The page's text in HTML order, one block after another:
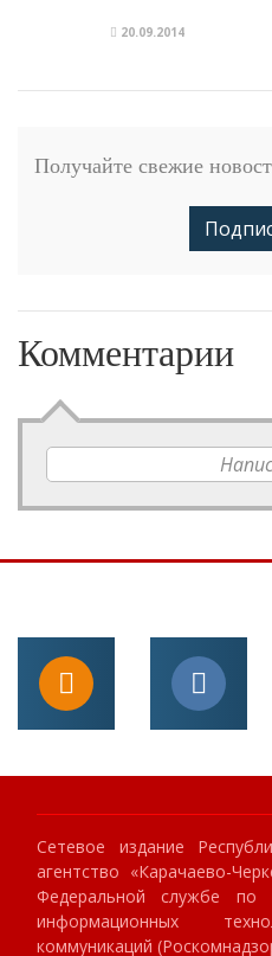
20.09.2014
Получайте свежие
Комментарии
Сетевое издание
агентство «Карачаево-
Федеральной службе по
информационных
коммуникаций